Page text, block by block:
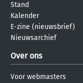
Stand
Kalender
E-zine (nieuwsbrief)
Nieuwsarchief
Over ons
Voor webmasters